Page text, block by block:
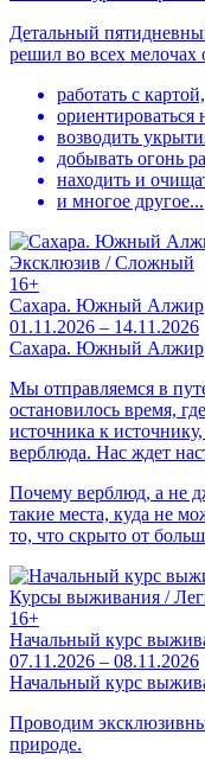
Детальный
решил во всех
работать с картой,
ориентироваться
возводить
добывать огонь
находить и
и многое другое...
Эксклюзив / Сложный
16+
Сахара. Южный Алжир
01.11.2026 – 14.11.2026
Сахара. Южный Алжир
Мы отправляемся в
остановилось время,
источника к
верблюда. Нас ждет
Почему верблюд, а не
такие места, куда не
то, что скрыто от
Курсы выживания /
16+
Начальный курс
07.11.2026 – 08.11.2026
Начальный курс
Проводим
природе.